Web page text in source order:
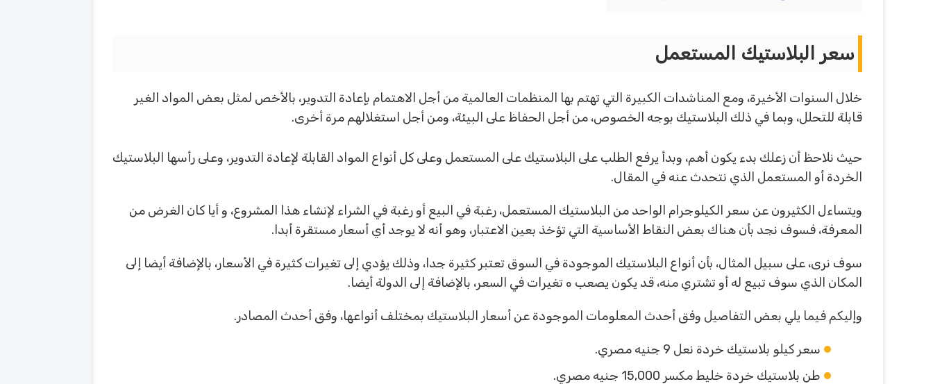
سعر البلاستيك المستعمل
خلال السنوات الأخيرة، ومع المناشدات الكبيرة التي تهتم بها المنظمات العالمية من أجل الاهتمام بإعادة التدوير، بالأخص لمثل بعض المواد الغير
قابلة للتحلل، وبما في ذلك البلاستيك بوجه الخصوص، من أجل الحفاظ على البيئة، ومن أجل استغلالهم مرة أخرى.
حيث نلاحظ أن زعلك بدء يكون أهم، وبدأ يرفع الطلب على البلاستيك على المستعمل وعلى كل أنواع المواد القابلة لإعادة التدوير، وعلى رأسها البلاستيك
الخردة أو المستعمل الذي نتحدث عنه في المقال.
ويتساءل الكثيرون عن سعر الكيلوجرام الواحد من البلاستيك المستعمل، رغبة في البيع أو رغبة في الشراء لإنشاء هذا المشروع، و أيا كان الغرض من
المعرفة، فسوف نجد بأن هناك بعض النقاط الأساسية التي تؤخذ بعين الاعتبار، وهو أنه لا يوجد أي أسعار مستقرة أبدا.
سوف نرى، على سبيل المثال، بأن أنواع البلاستيك الموجودة في السوق تعتبر كثيرة جدا، وذلك يؤدي إلى تغيرات كثيرة في الأسعار، بالإضافة أيضا إلى
المكان الذي سوف تبيع له أو تشتري منه، قد يكون يصعب ه تغيرات في السعر، بالإضافة إلى الدولة أيضا.
وإليكم فيما يلي بعض التفاصيل وفق أحدث المعلومات الموجودة عن أسعار البلاستيك بمختلف أنواعها، وفق أحدث المصادر.
سعر كيلو بلاستيك خردة نعل 9 جنيه مصري.
طن بلاستيك خردة خليط مكسر 15,000 جنيه مصري.